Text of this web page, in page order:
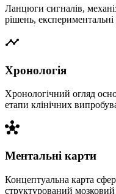
Ланцюги сигналів,
рішень,
timeline
Хронологія
Хронологічний огляд
етапи клінічних
hub
Ментальні карти
Концептуальна карта
структурований